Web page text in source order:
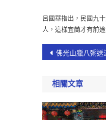
呂國華指出，民國九
人，這樣宜蘭才有前途
佛光山臘八粥送溫暖 平安吉祥慶豐
相關文章